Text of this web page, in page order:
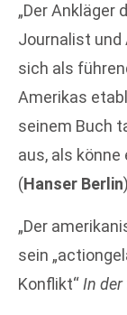
„Der Ankläger
Journalist und
sich als
Amerikas
seinem Buch
aus, als könne
(Hanser Berlin
„Der
sein
Konflikt“ In der